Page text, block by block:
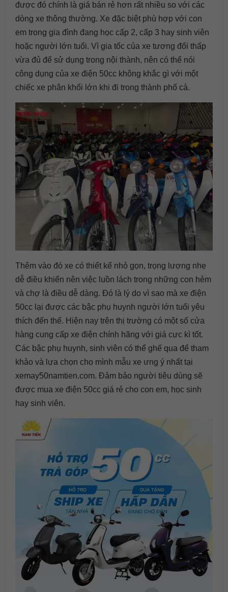
được đó chính là giá bán rẻ hơn rất nhiều so với các
dòng xe thông thường. Xe đặc biệt phù hợp với con
em trong gia đình đang học cấp 2, cấp 3 hay sinh viên
hoặc người lớn tuổi. Vì gia tốc của xe tương đối thấp
vừa đủ để sử dụng trong nội thành, nên có thể nói
công dụng của xe điện 50cc không khắc gì với một
chiếc xe phân khối lớn khi đi trong thành phố cả.
Thêm vào đó xe có thiết kế nhỏ gọn, trọng lượng nhẹ
dễ điều khiển nên việc luồn lách trong những con hẻm
và chợ là điều dễ dàng. Đó là lý do vì sao mà xe điện
50cc lại được các bậc phụ huynh người lớn tuổi yêu
thích đến thế. Hiện nay trên thị trường có một số cửa
hàng cung cấp xe điện chính hãng với giá cực kì tốt.
Các bậc phụ huynh, sinh viên có thể ghế qua để tham
khảo và lựa chọn cho mình mẫu xe ưng ý nhất tại
xemay50namtien.com. Đảm bảo người tiêu dùng sẽ
được mua xe điện 50cc giá rẻ cho con em, học sinh
hay sinh viên.